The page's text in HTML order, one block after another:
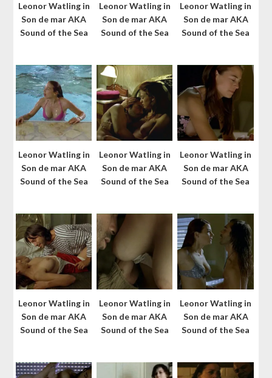
Leonor Watling in
Son de mar AKA
Sound of the Sea
Leonor Watling in
Son de mar AKA
Sound of the Sea
Leonor Watling in
Son de mar AKA
Sound of the Sea
Leonor Watling in
Son de mar AKA
Sound of the Sea
Leonor Watling in
Son de mar AKA
Sound of the Sea
Leonor Watling in
Son de mar AKA
Sound of the Sea
Leonor Watling in
Son de mar AKA
Sound of the Sea
Leonor Watling in
Son de mar AKA
Sound of the Sea
Leonor Watling in
Son de mar AKA
Sound of the Sea